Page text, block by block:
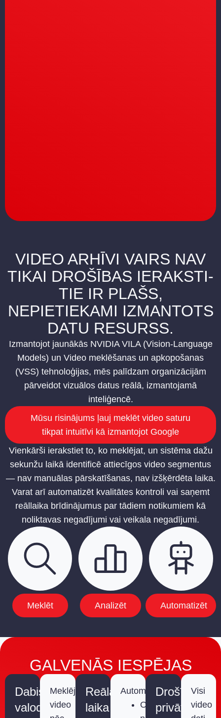
VIDEO ARHĪVI VAIRS NAV
TIKAI DROŠĪBAS IERAKSTI-
TIE IR PLAŠS,
NEPIETIEKAMI IZMANTOTS
DATU RESURSS.
Izmantojot jaunākās NVIDIA VILA (Vision-Language
Models) un Video meklēšanas un apkopošanas
(VSS) tehnoloģijas, mēs palīdzam organizācijām
pārveidot vizuālos datus reālā, izmantojamā
inteliģencē.
Mūsu risinājums ļauj meklēt video saturu
tikpat intuitīvi kā izmantojot Google
Vienkārši ierakstiet to, ko meklējat, un sistēma dažu
sekunžu laikā identificē attiecīgos video segmentus
— nav manuālas pārskatīšanas, nav izšķērdēta laika.
Varat arī automatizēt kvalitātes kontroli vai saņemt
reāllaika brīdinājumus par tādiem notikumiem kā
noliktavas negadījumi vai veikala negadījumi.
Meklēt Analizēt Automatizēt
GALVENĀS IESPĒJAS
Dabiskās
valodas
Meklējiet
video
Reālā
laika
Automātiska:
Objektu
Drošība,
privātums
Visi
video